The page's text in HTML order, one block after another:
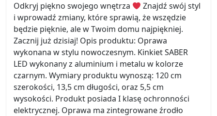
Odkryj piękno swojego wnętrza
Znajdź swój styl
i wprowadź zmiany, które sprawią, że wszędzie
będzie pięknie, ale w Twoim domu najpiękniej.
Zacznij już dzisiaj! Opis produktu: Oprawa
wykonana w stylu nowoczesnym. Kinkiet SABER
LED wykonany z aluminium i metalu w kolorze
czarnym. Wymiary produktu wynoszą: 120 cm
szerokości, 13,5 cm długości, oraz 5,5 cm
wysokości. Produkt posiada I klasę ochronności
elektrycznej. Oprawa ma zintegrowane źrodło